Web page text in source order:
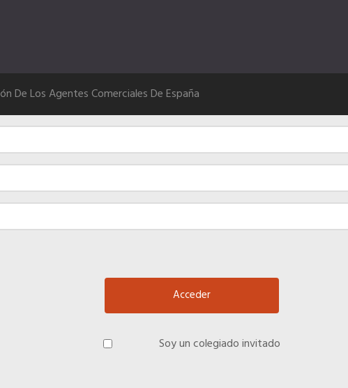
De Los Agentes Comerciales De España
Soy un colegiado invitado